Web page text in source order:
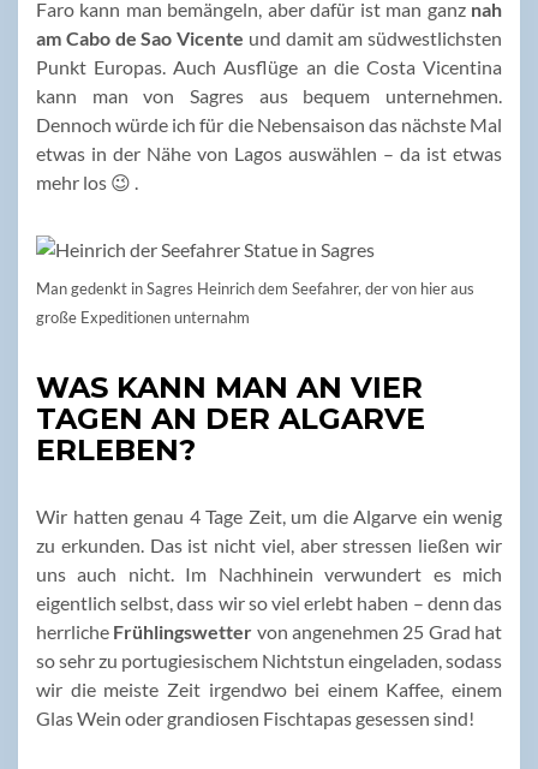
Faro kann man bemängeln, aber dafür ist man ganz nah
am Cabo de Sao Vicente und damit am südwestlichsten
Punkt Europas. Auch Ausflüge an die Costa Vicentina
kann man von Sagres aus bequem unternehmen.
Dennoch würde ich für die Nebensaison das nächste Mal
etwas in der Nähe von Lagos auswählen – da ist etwas
mehr los 😉 .
Man gedenkt in Sagres Heinrich dem Seefahrer, der von hier aus
große Expeditionen unternahm
WAS KANN MAN AN VIER
TAGEN AN DER ALGARVE
ERLEBEN?
Wir hatten genau 4 Tage Zeit, um die Algarve ein wenig
zu erkunden. Das ist nicht viel, aber stressen ließen wir
uns auch nicht. Im Nachhinein verwundert es mich
eigentlich selbst, dass wir so viel erlebt haben – denn das
herrliche Frühlingswetter von angenehmen 25 Grad hat
so sehr zu portugiesischem Nichtstun eingeladen, sodass
wir die meiste Zeit irgendwo bei einem Kaffee, einem
Glas Wein oder grandiosen Fischtapas gesessen sind!